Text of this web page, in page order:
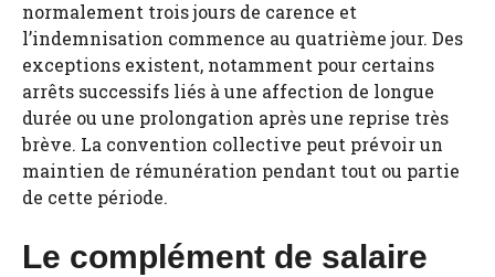
normalement trois jours de carence et
l’indemnisation commence au quatrième jour. Des
exceptions existent, notamment pour certains
arrêts successifs liés à une affection de longue
durée ou une prolongation après une reprise très
brève. La convention collective peut prévoir un
maintien de rémunération pendant tout ou partie
de cette période.
Le complément de salaire